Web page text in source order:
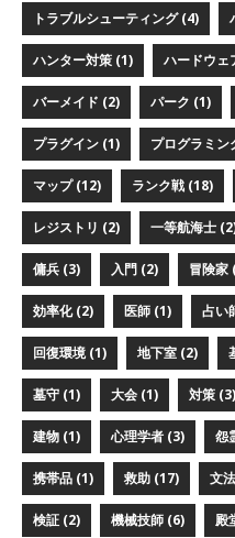
トラブルシューティング (4)
ハンター対策 (1) ハードウェ
バーメイド (2) パーク (1)
プラグイン (1) プログラミン
マップ (12) ランク戦 (18)
レジストリ (2) 一等航海士
傭兵 (3) 入門 (2) 冒険家
効率化 (2) 医師 (1) 占い
回復環境 (1) 地下室 (2)
墓守 (1) 大会 (1) 対策 (3)
建物 (1) 心理学者 (3) 怨
携帯品 (1) 救助 (17) 文
検証 (2) 機械技師 (6) 殿